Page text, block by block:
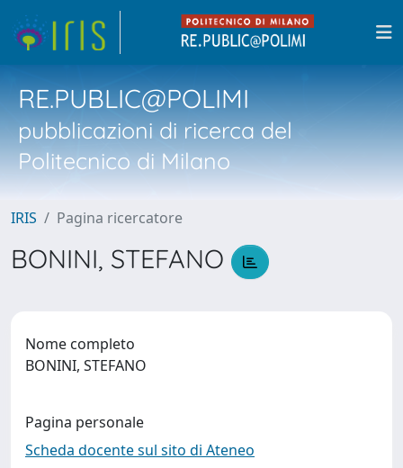
RE.PUBLIC@POLIMI
pubblicazioni di ricerca del
Politecnico di Milano
IRIS Pagina ricercatore
BONINI, STEFANO
Nome completo
BONINI, STEFANO
Pagina personale
Scheda docente sul sito di Ateneo